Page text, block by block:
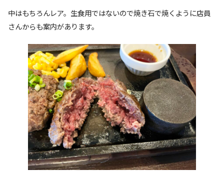
中はもちろんレア。生食用ではないので焼き石で焼くように店員
さんからも案内があります。